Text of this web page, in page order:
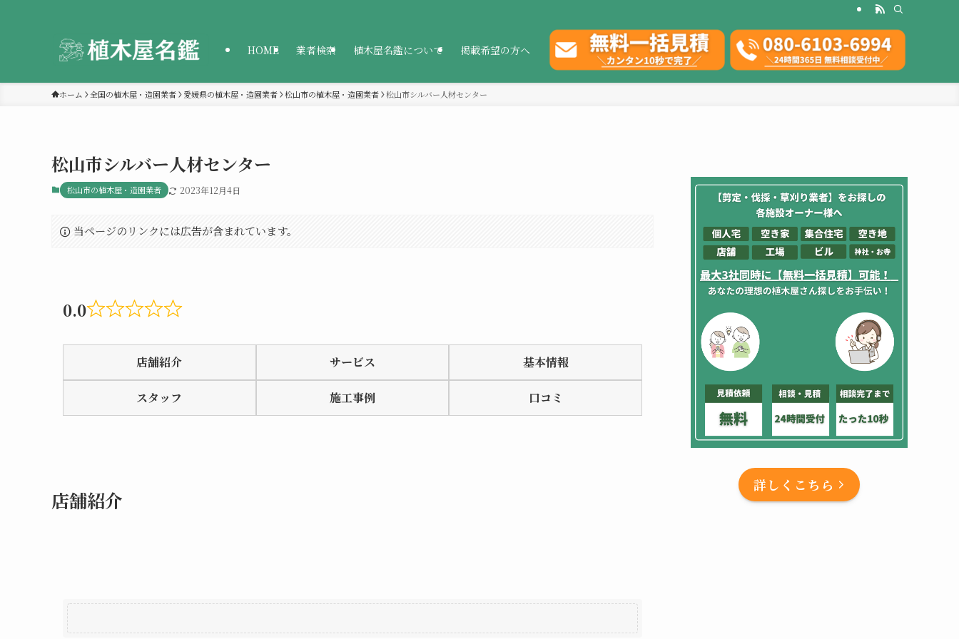
HOME 業者検索 植木屋名鑑について 掲載希望の方へ
ホーム 全国の植木屋・造園業者 愛媛県の植木屋・造園業者 松山市の植木屋・造園業者 松山市シルバー人材センター
松山市シルバー人材センター
松山市の植木屋・造園業者 2023年12月4日
当ページのリンクには広告が含まれています。
0.0
Rated
0.0
out
of
5
店舗紹介 サービス 基本情報
スタッフ 施工事例 口コミ
店舗紹介
詳しくこちら